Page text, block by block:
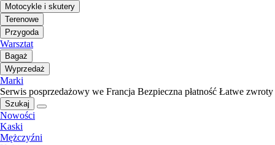
Motocykle i skutery
Terenowe
Przygoda
Warsztat
Bagaż
Wyprzedaż
Marki
Serwis posprzedażowy we Francja Bezpieczna płatność Łatwe zwroty
Szukaj
Nowości
Kaski
Mężczyźni